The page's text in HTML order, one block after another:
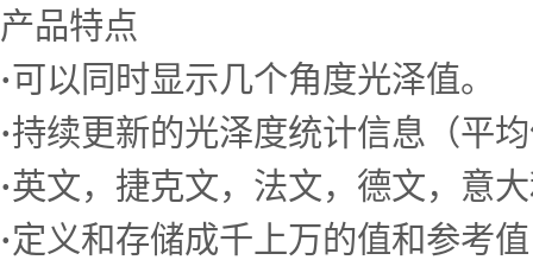
产品特点
·可以同时显示几个角度光泽值。
·持续更新的光泽度统计信息（平
·英文，捷克文，法文，德文，意
·定义和存储成千上万的值和参考